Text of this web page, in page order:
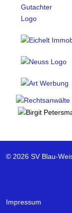
© 2026 SV Blau-
Impressum